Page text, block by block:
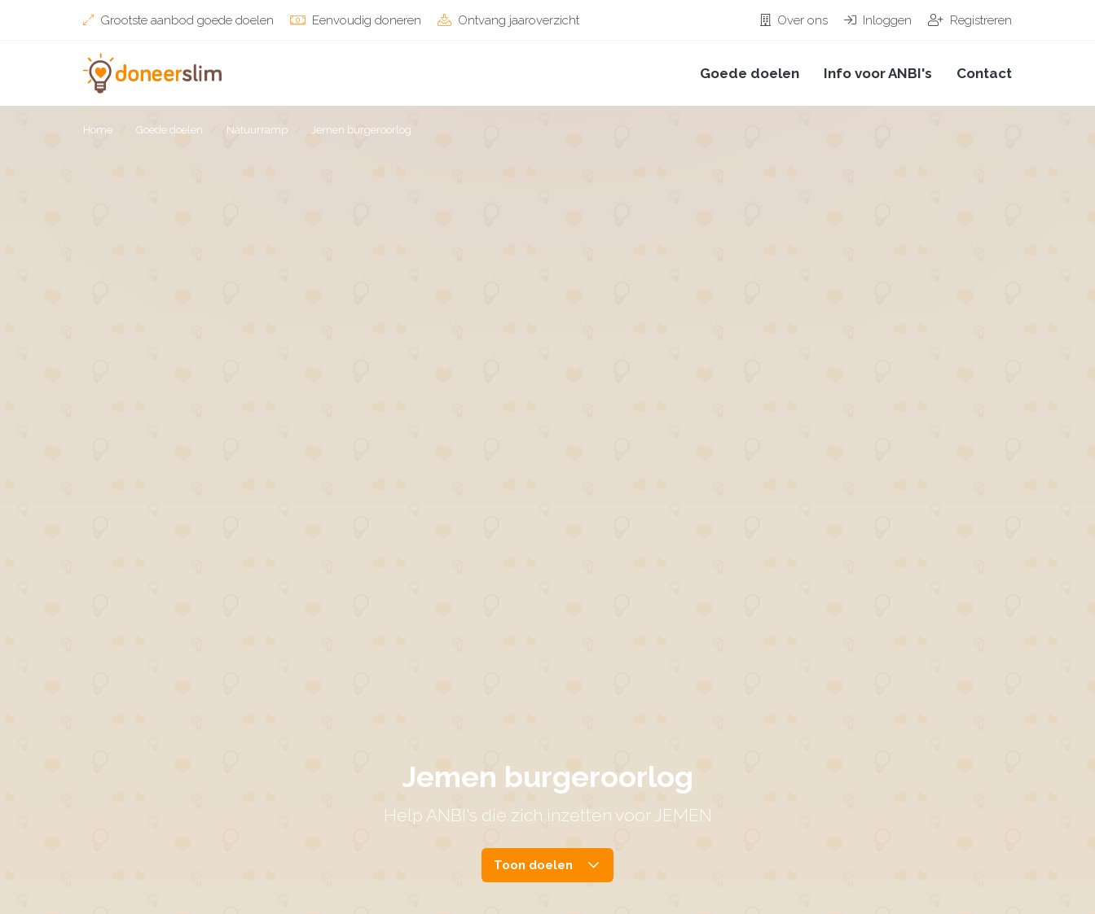
Grootste aanbod goede doelen Eenvoudig doneren Ontvang jaaroverzicht Over ons Inloggen Registreren
Goede doelen Info voor ANBI's Contact
Home Goede doelen Natuurramp Jemen burgeroorlog
Jemen burgeroorlog
Help ANBI's die zich inzetten voor JEMEN
Toon doelen